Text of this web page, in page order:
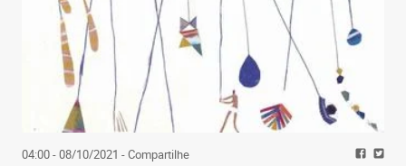
04:00 - 08/10/2021 - Compartilhe